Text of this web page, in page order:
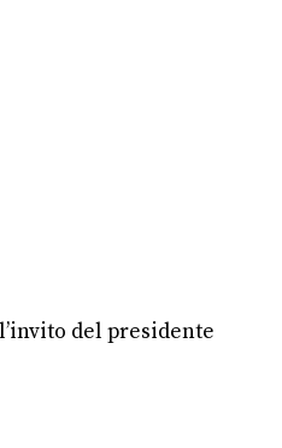
del presidente